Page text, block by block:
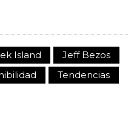
Island
Jeff Bezos
Tendencias